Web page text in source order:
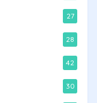
27
28
42
30